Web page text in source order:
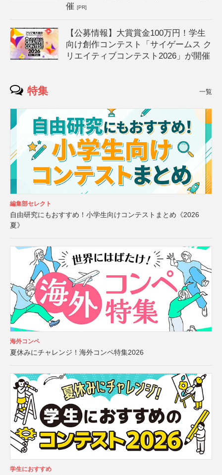
催[PR]
【公募情報】大賞賞金100万円！学生
向け創作コンテスト「サイゲームス ク
リエイティブコンテスト2026」が開催
特集 一覧
編集部セレクト
自由研究にもおすすめ！小学生向けコンテストまとめ《2026
夏》
海外コンペ
夏休みにチャレンジ！海外コンペ特集2026
学生におすすめ